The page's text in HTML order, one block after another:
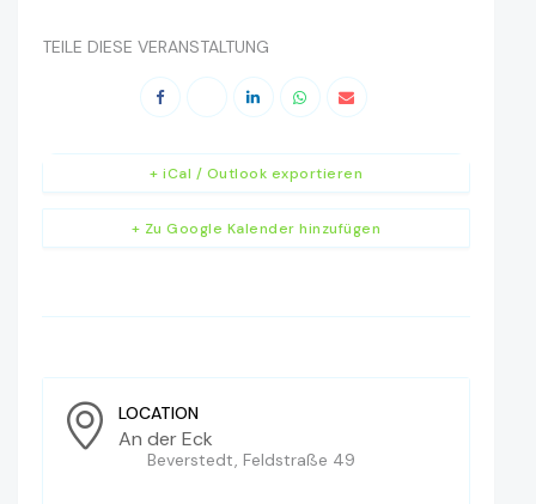
TEILE DIESE VERANSTALTUNG
+ Zu Google Kalender hinzufügen
+ iCal / Outlook exportieren
LOCATION
An der Eck
Beverstedt, Feldstraße 49